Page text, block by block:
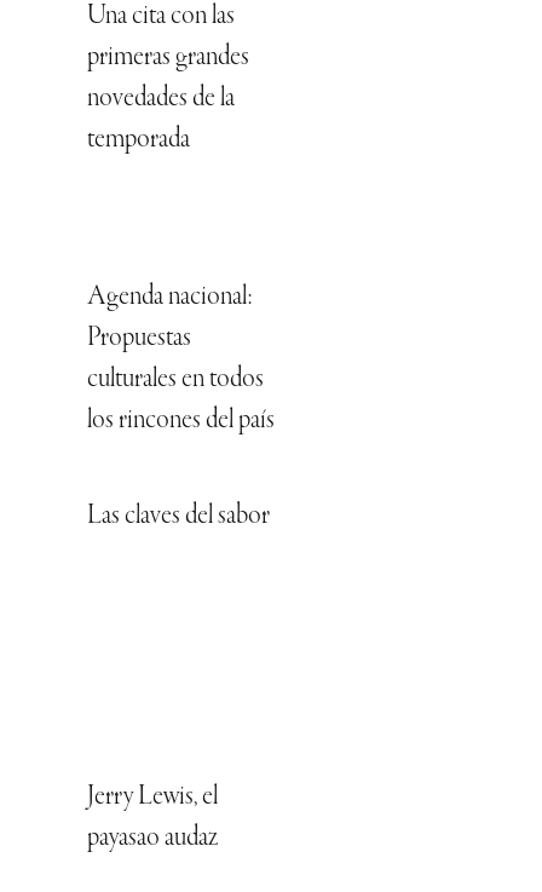
Una cita con las
primeras grandes
novedades de la
temporada
Agenda nacional:
Propuestas
culturales en todos
los rincones del país
Las claves del sabor
Jerry Lewis, el
payasao audaz